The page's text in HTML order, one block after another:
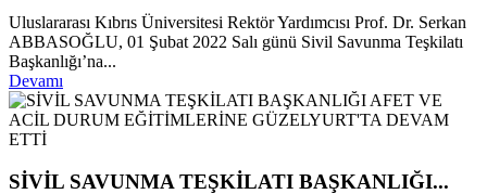
Uluslararası Kıbrıs Üniversitesi Rektör Yardımcısı Prof. Dr. Serkan
ABBASOĞLU, 01 Şubat 2022 Salı günü Sivil Savunma Teşkilatı
Başkanlığı’na...
Devamı
SİVİL SAVUNMA TEŞKİLATI BAŞKANLIĞI...